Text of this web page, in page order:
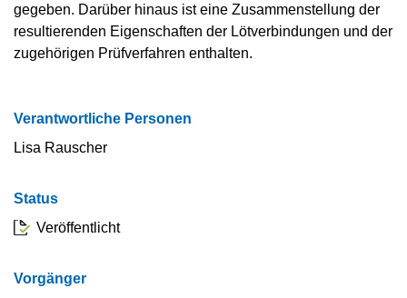
gegeben. Darüber hinaus ist eine Zusammenstellung der
resultierenden Eigenschaften der Lötverbindungen und der
zugehörigen Prüfverfahren enthalten.
Verantwortliche Personen
Lisa Rauscher
Status
Veröffentlicht
Vorgänger